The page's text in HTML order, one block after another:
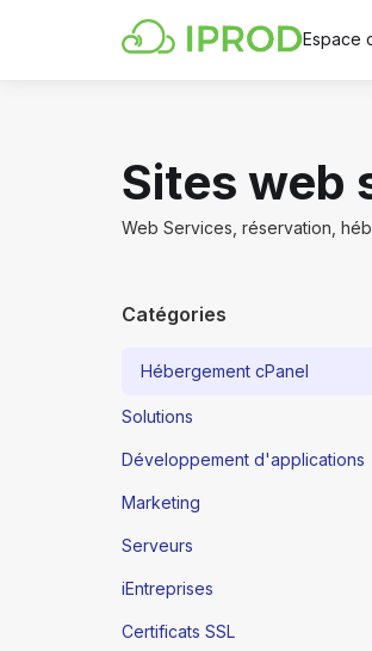
Espace
Sites web
Web Services, réservation,
Catégories
Hébergement cPanel
Solutions
Développement d'applications
Marketing
Serveurs
iEntreprises
Certificats SSL